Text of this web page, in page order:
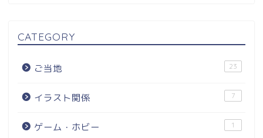
CATEGORY
ご当地 23
イラスト関係 7
ゲーム・ホビー 1